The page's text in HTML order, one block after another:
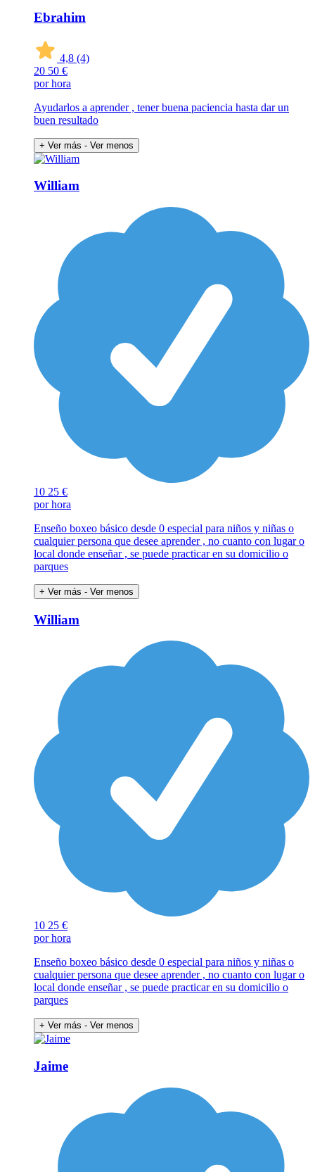
Ebrahim
4,8 (4)
20 50 €
por hora
Ayudarlos a aprender , tener buena paciencia hasta dar un
buen resultado
+ Ver más - Ver menos
William
10 25 €
por hora
Enseño boxeo básico desde 0 especial para niños y niñas o
cualquier persona que desee aprender , no cuanto con lugar o
local donde enseñar , se puede practicar en su domicilio o
parques
+ Ver más - Ver menos
William
10 25 €
por hora
Enseño boxeo básico desde 0 especial para niños y niñas o
cualquier persona que desee aprender , no cuanto con lugar o
local donde enseñar , se puede practicar en su domicilio o
parques
+ Ver más - Ver menos
Jaime